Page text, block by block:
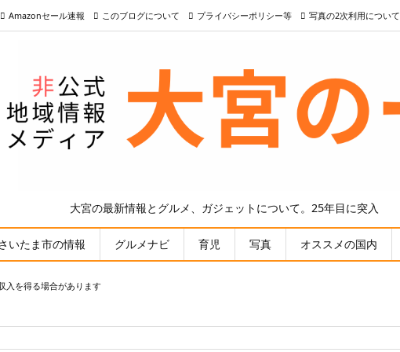
大宮の最新情報とグルメ、ガジェットについて。25年目に突入
いたま市の情報 グルメナビ 育児 写真 オススメの国内
Amazonセール速報 このブログについて プライバシーポリシー等 写真の2次利用について
入を得る場合があります